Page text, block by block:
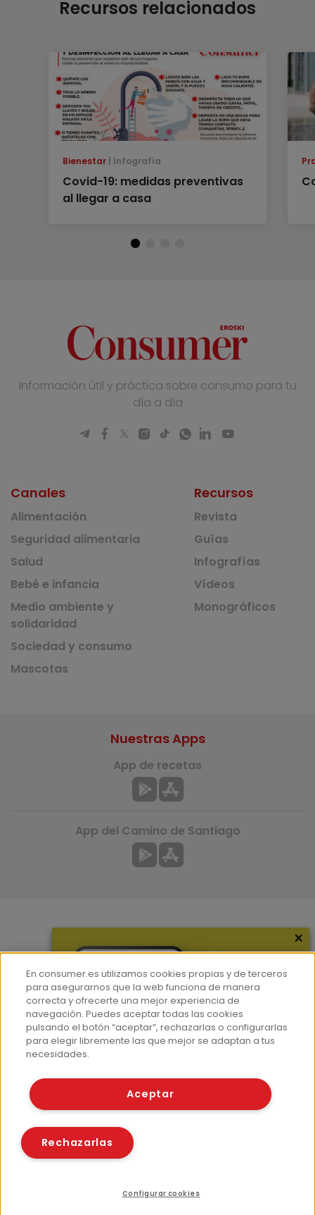
Recursos relacionados
Bienestar Infografía
Covid-19: medidas preventivas
al llegar a casa
Información útil y práctica sobre consumo para tu
día a día
Canales
Alimentación
Seguridad alimentaria
Salud
Bebé e infancia
Medio ambiente y
solidaridad
Sociedad y consumo
Mascotas
Recursos
Revista
Guías
Infografías
Vídeos
Monográficos
Hemeroteca
Contacto
Prensa
Corpus Lingüístico Consumer
Nuestras Apps
App de recetas
App del Camino de Santiago
© Fundación EROSKI
Políticas de cookies
×
En consumer.es utilizamos cookies propias y de terceros
para asegurarnos que la web funciona de manera
correcta y ofrecerte una mejor experiencia de
navegación. Puedes aceptar todas las cookies
pulsando el botón “aceptar”, rechazarlas o configurarlas
para elegir libremente las que mejor se adaptan a tus
necesidades.
Aceptar
Rechazarlas
Configurar cookies